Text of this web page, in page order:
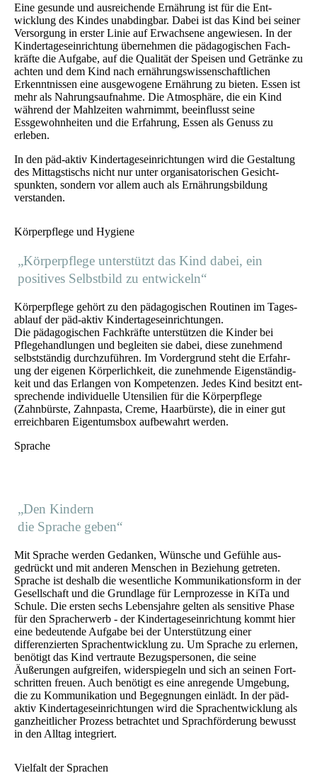
Eine gesunde und ausreichende Ernährung ist für die Ent­
wicklung des Kindes unab­dingbar. Dabei ist das Kind bei seiner
Ver­sorgung in erster Linie auf Erwachsene angewiesen. In der
Kindertages­einrichtung über­nehmen die pädagogischen Fach­
kräfte die Aufgabe, auf die Qualität der Speisen und Getränke zu
achten und dem Kind nach ernährungs­wissen­schaftlichen
Erkennt­nissen eine aus­gewogene Ernährung zu bieten. Essen ist
mehr als Nahrungs­aufnahme. Die Atmosphäre, die ein Kind
während der Mahl­zeiten wahrnimmt, beeinflusst seine
Essgewohn­heiten und die Erfahrung, Essen als Genuss zu
erleben.
In den päd-aktiv Kindertages­einrichtungen wird die Gestaltung
des Mittags­tischs nicht nur unter organi­satorischen Gesicht­
spunkten, sondern vor allem auch als Ernährungs­bildung
verstanden.
Körperpflege und Hygiene
„Körperpflege unterstützt das Kind dabei, ein
positives Selbstbild zu entwickeln“
Körperpflege gehört zu den pädagogischen Routinen im Tages­
ablauf der päd-aktiv Kindertage­seinrichtungen.
Die pädagogischen Fach­kräfte unter­stützen die Kinder bei
Pflege­hand­lungen und begleiten sie dabei, diese zunehmend
selbst­ständig durch­zuführen. Im Vorder­grund steht die Erfahr­
ung der eigenen Körperl­ichkeit, die zu­nehmende Eigen­ständig­
keit und das Erlangen von Kompetenzen. Jedes Kind besitzt ent­
sprechende individuelle Utensilien für die Körper­pflege
(Zahnbürste, Zahnpasta, Creme, Haarbürste), die in einer gut
erreichbaren Eigentums­box aufbewahrt werden.­
Sprache
„Den Kindern
die Sprache geben“
Mit Sprache werden Gedanken, Wünsche und Gefühle aus­
gedrückt und mit anderen Menschen in Beziehung getreten.
Sprache ist deshalb die wesentliche Kommunikations­form in der
Gesellschaft und die Grundlage für Lern­prozesse in KiTa und
Schule. Die ersten sechs Lebens­jahre gelten als sensitive Phase
für den Sprach­erwerb - der Kindertages­einrichtung kommt hier
eine bedeutende Aufgabe bei der Unterstützung einer
differenzierten Sprach­entwicklung zu. Um Sprache zu erlernen,
benötigt das Kind vertraute Bezugs­personen, die seine
Äußerungen aufgreifen, widerspiegeln und sich an seinen Fort­
schritten freuen. Auch benötigt es eine anregende Umgebung,
die zu Kommunikation und Begegnungen einlädt. In der päd-
aktiv Kindertages­einrichtungen wird die Sprach­entwicklung als
ganz­heitlicher Prozess betrachtet und Sprach­förderung bewusst
in den Alltag integriert.
Vielfalt der Sprachen